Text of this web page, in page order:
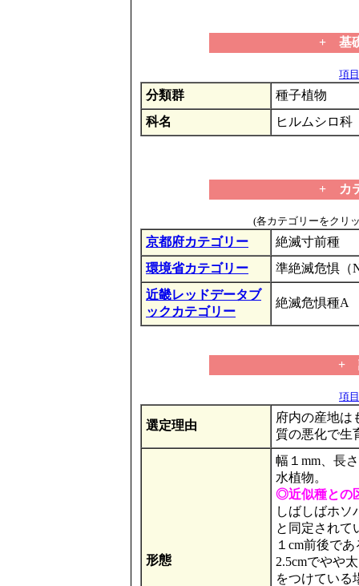
+ 基
項
分類群
種子植物
科名
ヒルムシロ科
+ カ
(各カテゴリーをクリ
京都府カテゴリー
絶滅寸前種
環境省カテゴリー
準絶滅危惧（
近畿レッドデータブ
ックカテゴリー
絶滅危惧種A
+
項
選定理由
府内の産地は
質の悪化で生
形態
幅１mm、長
水植物。
◎近似種との
しばしばホソ
と同定されて
１cm前後で
2.5cmでやや
をつけている